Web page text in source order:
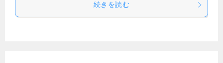
続きを読む